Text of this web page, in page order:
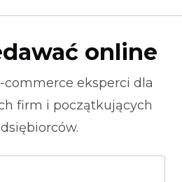
online
commerce eksperci dla
firm i początkujących